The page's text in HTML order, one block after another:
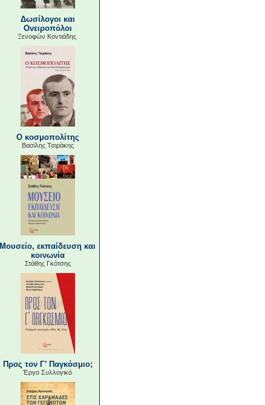
Δωσίλογοι και
Ονειροπόλοι
Ξενοφών Κοντιάδης
Ο κοσμοπολίτης
Βασίλης Τσιράκης
Μουσείο, εκπαίδευση και
κοινωνία
Στάθης Γκότσης
Προς τον Γ’ Παγκόσμιο;
Έργο Συλλογικό